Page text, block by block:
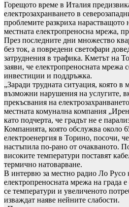
Горещoто време в Италия
електрозахранването в
проблемите разкриха нарастващото
местната електропреносна мрежа,
През последните дни множество
без ток, а повредени светофари
затруднения в трафика. Кметът на
заяви, че електропреносната мрежа
инвестиции и поддръжка.
„Заради трудната ситуация, която в
възможни нарушения на услугите,
прекъсвания на
местната комунална компания
като подчерта, че градът не е
Компанията, която обслужва около
електроенергия в Торино, посочи,
настъпила по-рано от очакваното.
високите температури поставят
термично натоварване.
В интервю за местно радио Ло Русо
електропреносната мрежа на града
се температури и увеличеното
изваждат наяве нейните слабости.